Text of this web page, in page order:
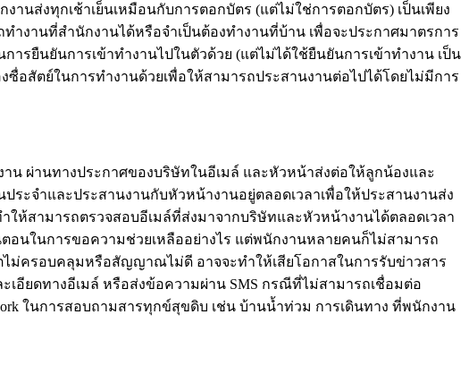
านส่งทุกเช้าเย็นเหมือนกับการตอกบัตร (แต่ไม่ใช่การตอกบัตร) เป็นเพียง
งานที่สำนักงานได้หรือจำเป็นต้องทำงานที่บ้าน เพื่อจะประกาศมาตรการ
ารยืนยันการเข้าทำงานไปในตัวด้วย (แต่ไม่ได้ใช้ยืนยันการเข้าทำงาน เป็น
อสัตย์ในการทำงานด้วยเพื่อให้สามารถประสานงานต่อไปได้โดยไม่มีการ
น ผ่านทางประกาศของบริษัทในอีเมล์ และหัวหน้าส่งต่อให้ลูกน้องและ
ะจำและประสานงานกับหัวหน้างานอยู่ตลอดเวลาเพื่อให้ประสานงานส่ง
ให้สามารถตรวจสอบอีเมล์ที่ส่งมาจากบริษัทและหัวหน้างานได้ตลอดเวลา
อนในการขอความช่วยเหลืออย่างไร แต่พนักงานหลายคนก็ไม่สามารถ
ม่ครอบคลุมหรือสัญญาณไม่ดี อาจจะทำให้เสียโอกาสในการรับข่าวสาร
อียดทางอีเมล์ หรือส่งข้อความผ่าน SMS กรณีที่ไม่สามารถเชื่อมต่อ
ในการสอบถามสารทุกข์สุขดิบ เช่น บ้านน้ำท่วม การเดินทาง ที่พนักงาน